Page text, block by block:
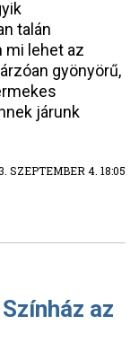
talán
mi lehet az
gyönyörű,
járunk
SZEPTEMBER 4. 18:05
az